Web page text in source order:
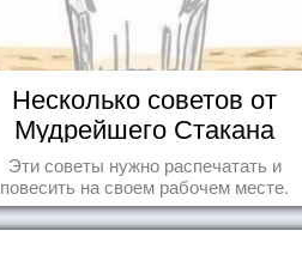
Несколько советов от
Мудрейшего Стакана
Эти советы нужно распечатать и
повесить на своем рабочем месте.